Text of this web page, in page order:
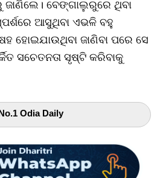
ଜାଣିଲେ। ବେଙ୍ଗାଲୁରୁରେ ଥିବା
ଆସୁଥିବା ଏଭଳି ବହୁ
ହୋଇଯାଉଥିବା ଜାଣିବା ପରେ ସେ
ସଚେତନତା ସୃଷ୍ଟି କରିବାକୁ
Odia Daily